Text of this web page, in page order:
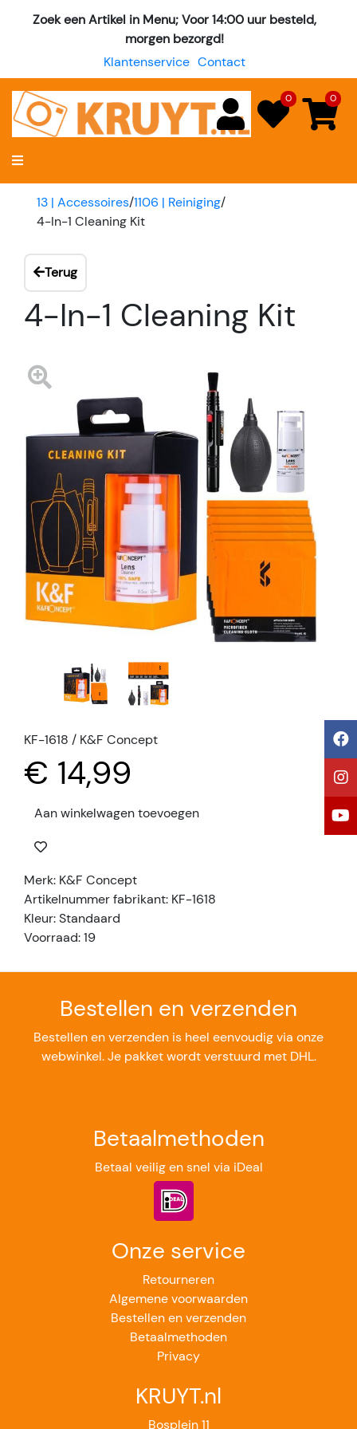
Zoek een Artikel in Menu; Voor 14:00 uur besteld,
morgen bezorgd!
Klantenservice Contact
0 0
13 | Accessoires/1106 | Reiniging/
4-In-1 Cleaning Kit
Terug
4-In-1 Cleaning Kit
KF-1618 / K&F Concept
€ 14,99
Aan winkelwagen toevoegen
Merk: K&F Concept
Artikelnummer fabrikant: KF-1618
Kleur: Standaard
Voorraad: 19
Bestellen en verzenden
Bestellen en verzenden is heel eenvoudig via onze
webwinkel. Je pakket wordt verstuurd met DHL.
Betaalmethoden
Betaal veilig en snel via iDeal
Onze service
Retourneren
Algemene voorwaarden
Bestellen en verzenden
Betaalmethoden
Privacy
KRUYT.nl
Bosplein 11